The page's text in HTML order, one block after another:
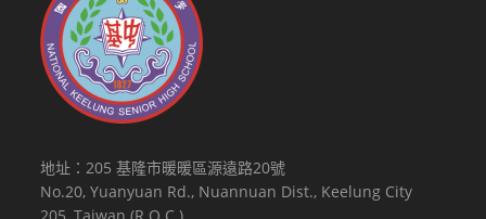
地址：205 基隆市暖暖區源遠路20號
No.20, Yuanyuan Rd., Nuannuan Dist., Keelung City